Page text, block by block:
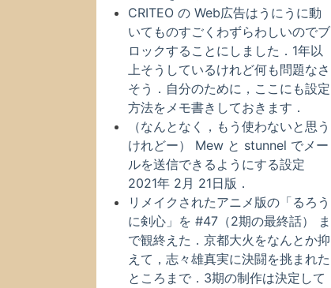
CRITEO の Web広告はうにうに動
いてものすごくわずらわしいのでブ
ロックすることにしました．1年以
上そうしているけれど何も問題なさ
そう．自分のために，ここにも設定
方法をメモ書きしておきます．
（なんとなく，もう使わないと思う
けれどー） Mew と stunnel でメー
ルを送信できるようにする設定
2021年 2月 21日版．
リメイクされたアニメ版の「るろう
に剣心」を #47（2期の最終話） ま
で観終えた．京都大火をなんとか抑
えて，志々雄真実に決闘を挑まれた
ところまで．3期の制作は決定して